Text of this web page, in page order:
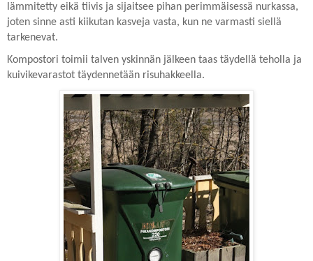
lämmitetty eikä tiivis ja sijaitsee pihan perimmäisessä nurkassa,
joten sinne asti kiikutan kasveja vasta, kun ne varmasti siellä
tarkenevat.
Kompostori toimii talven yskinnän jälkeen taas täydellä teholla ja
kuivikevarastot täydennetään risuhakkeella.